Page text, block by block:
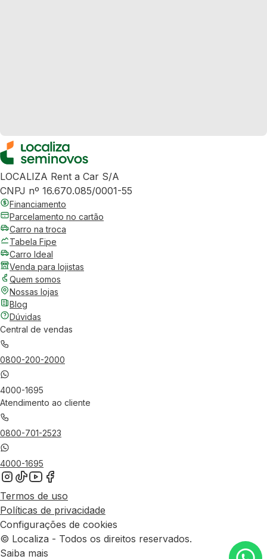
LOCALIZA Rent a Car S/A
CNPJ nº 16.670.085/0001-55
Financiamento
Parcelamento no cartão
Carro na troca
Tabela Fipe
Carro Ideal
Venda para lojistas
Quem somos
Nossas lojas
Blog
Dúvidas
Central de vendas
0800-200-2000
4000-1695
Atendimento ao cliente
0800-701-2523
4000-1695
Termos de uso
Políticas de privacidade
Configurações de cookies
© Localiza - Todos os direitos reservados.
Saiba mais